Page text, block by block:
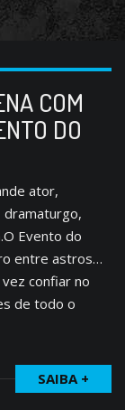
COM
DO
ator,
dramaturgo,
Evento do
entre astros…
confiar no
de todo o
SAIBA +